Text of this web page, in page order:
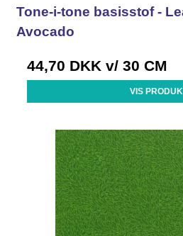
Tone-i-tone basisstof -
Avocado
44,70 DKK v/ 30 CM
VIS